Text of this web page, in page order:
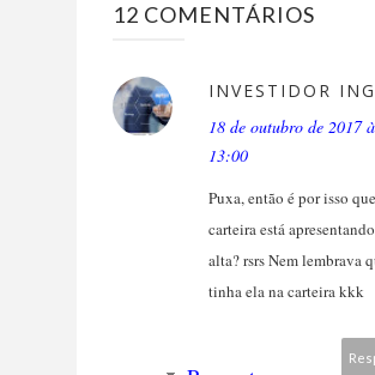
12 COMENTÁRIOS
INVESTIDOR
18 de outubro de 2017
13:00
Puxa, então é por isso
carteira está
alta? rsrs Nem lembrava
tinha ela na carteira kkk